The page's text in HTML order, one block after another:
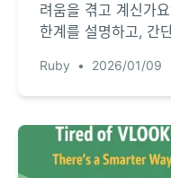
려움을 겪고 계신가
한계를 설명하고, 간
오류 없는 방법을 소
Ruby • 2026/01/09